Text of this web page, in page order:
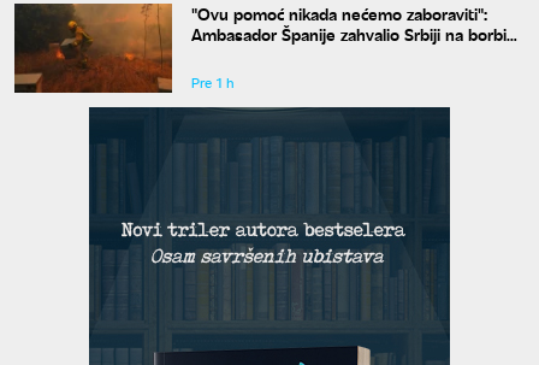
"Ovu pomoć nikada nećemo zaboraviti":
Ambasador Španije zahvalio Srbiji na borbi
Pre 1 h